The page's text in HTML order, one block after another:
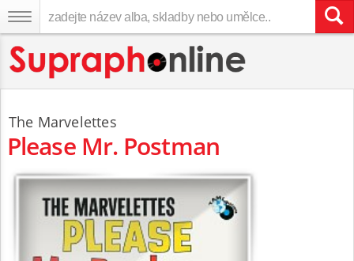
The Marvelettes
Please Mr. Postman